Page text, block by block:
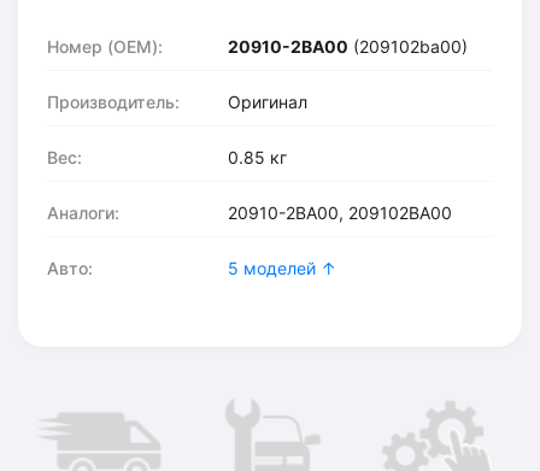
Номер (OEM): 20910-2BA00 (209102ba00)
Производитель: Оригинал
Вес: 0.85 кг
Аналоги: 20910-2BA00, 209102BA00
Авто: 5 моделей ↑